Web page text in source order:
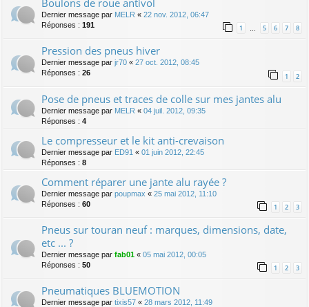
Boulons de roue antivol
Dernier message par MELR « 22 nov. 2012, 06:47
Réponses : 191 1 … 5 6 7 8
Pression des pneus hiver
Dernier message par jr70 « 27 oct. 2012, 08:45
Réponses : 26 1 2
Pose de pneus et traces de colle sur mes jantes alu
Dernier message par MELR « 04 juil. 2012, 09:35
Réponses : 4
Le compresseur et le kit anti-crevaison
Dernier message par ED91 « 01 juin 2012, 22:45
Réponses : 8
Comment réparer une jante alu rayée ?
Dernier message par poupmax « 25 mai 2012, 11:10
Réponses : 60 1 2 3
Pneus sur touran neuf : marques, dimensions, date,
etc ... ?
Dernier message par fab01 « 05 mai 2012, 00:05
Réponses : 50 1 2 3
Pneumatiques BLUEMOTION
Dernier message par tixis57 « 28 mars 2012, 11:49